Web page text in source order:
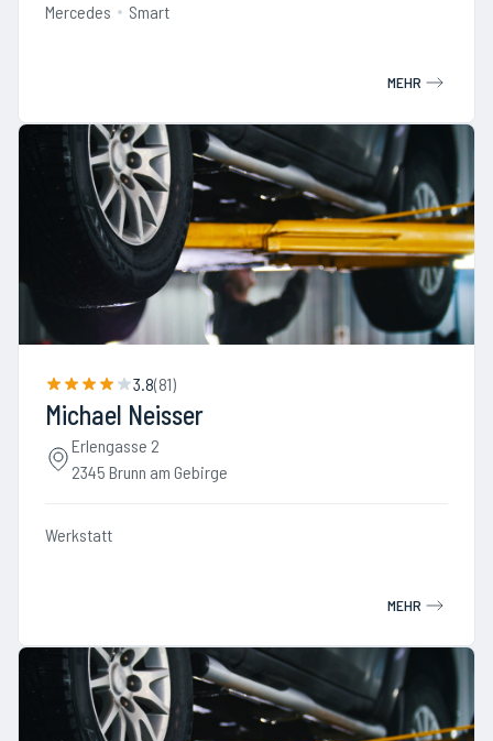
Mercedes Smart
MEHR
3.8(81)
Michael Neisser
Erlengasse 2
2345 Brunn am Gebirge
Werkstatt
MEHR